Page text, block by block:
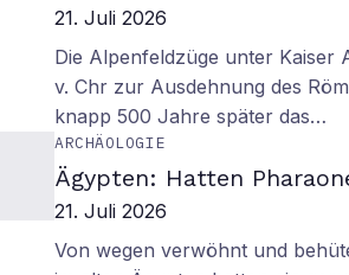
21. Juli 2026
Die Alpenfeldzüge unter Kaiser
v. Chr zur Ausdehnung des
knapp 500 Jahre später das…
ARCHÄOLOGIE
Ägypten: Hatten
21. Juli 2026
Von wegen verwöhnt und